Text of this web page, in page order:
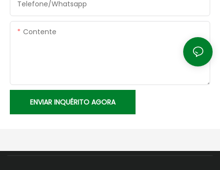
Telefone/whatsapp
Contente
ENVIAR INQUÉRITO AGORA